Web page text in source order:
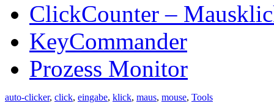
ClickCounter –
KeyCommander
Prozess Monitor
auto-clicker, click, eingabe, klick, maus, mouse, Tools